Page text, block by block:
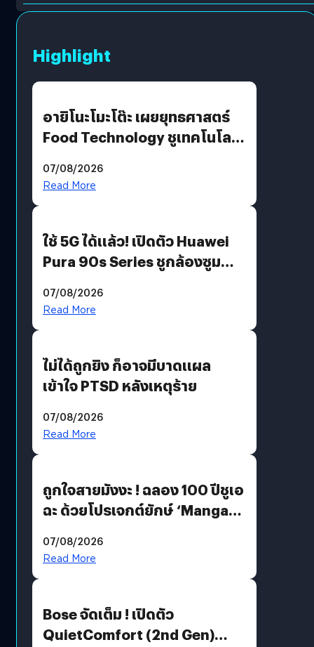
Highlight
อายิโนะโมะโต๊ะ เผยยุทธศาสตร์
Food Technology ชูเทคโนโลยี
บริโภคและ B2B
07/08/2026
Read More
ใช้ 5G ได้แล้ว! เปิดตัว Huawei
Pura 90s Series ชูกล้องซูม
07/08/2026
Read More
ไม่ได้ถูกยิง ก็อาจมีบาดแผล
เข้าใจ PTSD หลังเหตุร้าย
07/08/2026
Read More
ถูกใจสายมังงะ ! ฉลอง 100 ปีชูเอ
ฉะ ด้วยโปรเจกต์ยักษ์ ‘Manga
มีภาษาไทยด้วย
07/08/2026
Read More
Bose จัดเต็ม ! เปิดตัว
QuietComfort (2nd Gen)